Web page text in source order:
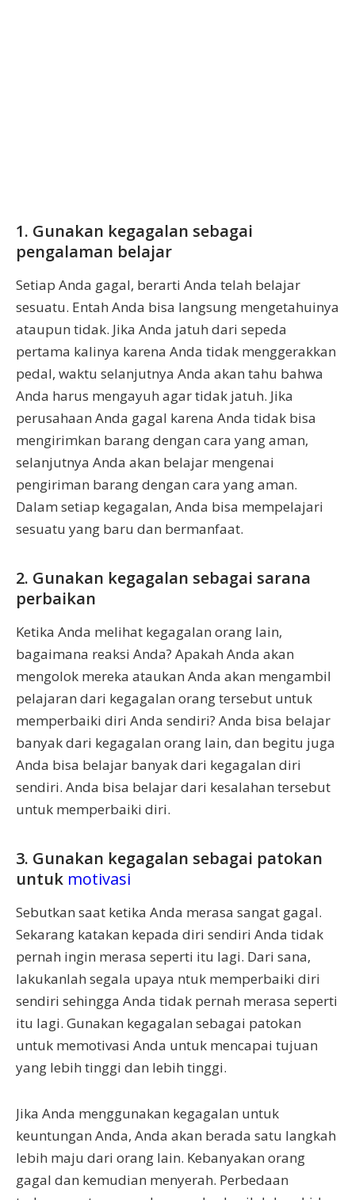
1. Gunakan kegagalan sebagai
pengalaman belajar
Setiap Anda gagal, berarti Anda telah belajar
sesuatu. Entah Anda bisa langsung mengetahuinya
ataupun tidak. Jika Anda jatuh dari sepeda
pertama kalinya karena Anda tidak menggerakkan
pedal, waktu selanjutnya Anda akan tahu bahwa
Anda harus mengayuh agar tidak jatuh. Jika
perusahaan Anda gagal karena Anda tidak bisa
mengirimkan barang dengan cara yang aman,
selanjutnya Anda akan belajar mengenai
pengiriman barang dengan cara yang aman.
Dalam setiap kegagalan, Anda bisa mempelajari
sesuatu yang baru dan bermanfaat.
2. Gunakan kegagalan sebagai sarana
perbaikan
Ketika Anda melihat kegagalan orang lain,
bagaimana reaksi Anda? Apakah Anda akan
mengolok mereka ataukan Anda akan mengambil
pelajaran dari kegagalan orang tersebut untuk
memperbaiki diri Anda sendiri? Anda bisa belajar
banyak dari kegagalan orang lain, dan begitu juga
Anda bisa belajar banyak dari kegagalan diri
sendiri. Anda bisa belajar dari kesalahan tersebut
untuk memperbaiki diri.
3. Gunakan kegagalan sebagai patokan
untuk motivasi
Sebutkan saat ketika Anda merasa sangat gagal.
Sekarang katakan kepada diri sendiri Anda tidak
pernah ingin merasa seperti itu lagi. Dari sana,
lakukanlah segala upaya ntuk memperbaiki diri
sendiri sehingga Anda tidak pernah merasa seperti
itu lagi. Gunakan kegagalan sebagai patokan
untuk memotivasi Anda untuk mencapai tujuan
yang lebih tinggi dan lebih tinggi.
Jika Anda menggunakan kegagalan untuk
keuntungan Anda, Anda akan berada satu langkah
lebih maju dari orang lain. Kebanyakan orang
gagal dan kemudian menyerah. Perbedaan